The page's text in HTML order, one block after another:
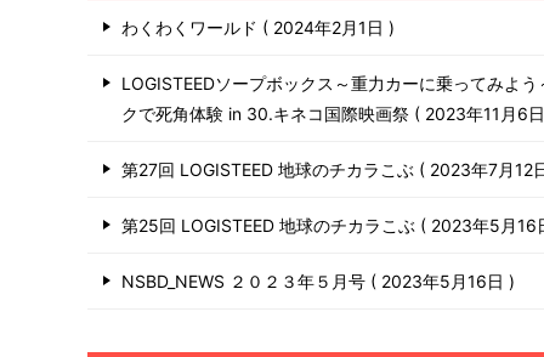
わくわくワールド 2024年2月1日
LOGISTEEDソープボックス～重力カーに乗ってみよ
クで死角体験 in 30.キネコ国際映画祭
2023年11月6
第27回 LOGISTEED 地球のチカラこぶ 2023年7月12
第25回 LOGISTEED 地球のチカラこぶ 2023年5月16
NSBD_NEWS ２０２３年５月号 2023年5月16日